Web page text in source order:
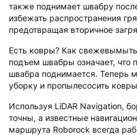
также поднимает швабру
избежать распространения
предотвращая вторичное
Есть ковры? Как
подъем швабры означает, что
швабра поднимается. Теперь
уборку и пропылесосить
Используя LiDAR Navigation,
точны, а известные
маршрута Roborock всегда